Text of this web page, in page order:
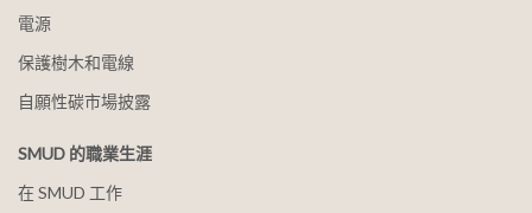
電源
保護樹木和電線
自願性碳市場披露
SMUD 的職業生涯
在 SMUD 工作